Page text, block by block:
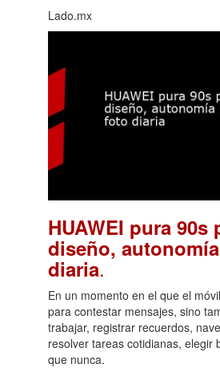
Lado.mx
HUAWEI pura 90s
diseño,
diaria.
En un momento en el que el
para contestar mensajes, sino
trabajar, registrar recuerdos,
resolver tareas cotidianas, elegir
que nunca.